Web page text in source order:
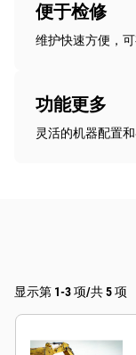
便于检修
维护快速方便，
功能更多
灵活的机器配置
显示第 1-3 项/共 5 项